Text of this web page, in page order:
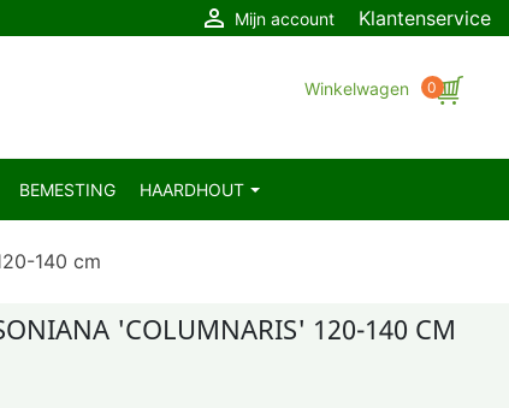
 Mijn account Klantenservice
Winkelwagen 0
BEMESTING HAARDHOUT
140 cm
'COLUMNARIS' 120-140 CM